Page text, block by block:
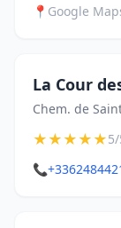
📍 Google
La Cour
Chem. de
★★★★★
📞